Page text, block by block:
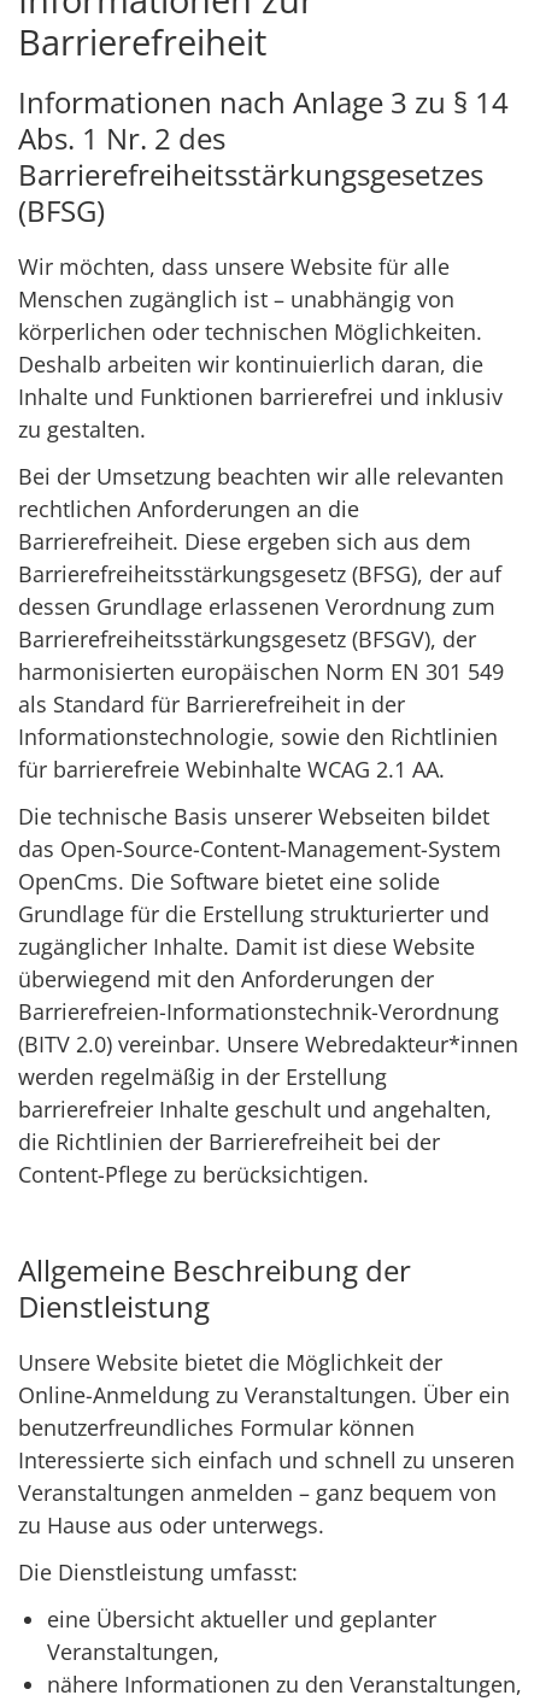
Barrierefreiheit
Informationen nach Anlage 3 zu § 14
Abs. 1 Nr. 2 des
Barrierefreiheitsstärkungsgesetzes
(BFSG)
Wir möchten, dass unsere Website für alle
Menschen zugänglich ist – unabhängig von
körperlichen oder technischen Möglichkeiten.
Deshalb arbeiten wir kontinuierlich daran, die
Inhalte und Funktionen barrierefrei und inklusiv
zu gestalten.
Bei der Umsetzung beachten wir alle relevanten
rechtlichen Anforderungen an die
Barrierefreiheit. Diese ergeben sich aus dem
Barrierefreiheitsstärkungsgesetz (BFSG), der auf
dessen Grundlage erlassenen Verordnung zum
Barrierefreiheitsstärkungsgesetz (BFSGV), der
harmonisierten europäischen Norm EN 301 549
als Standard für Barrierefreiheit in der
Informationstechnologie, sowie den Richtlinien
für barrierefreie Webinhalte WCAG 2.1 AA.
Die technische Basis unserer Webseiten bildet
das Open-Source-Content-Management-System
OpenCms. Die Software bietet eine solide
Grundlage für die Erstellung strukturierter und
zugänglicher Inhalte. Damit ist diese Website
überwiegend mit den Anforderungen der
Barrierefreien-Informationstechnik-Verordnung
(BITV 2.0) vereinbar. Unsere Webredakteur*innen
werden regelmäßig in der Erstellung
barrierefreier Inhalte geschult und angehalten,
die Richtlinien der Barrierefreiheit bei der
Content-Pflege zu berücksichtigen.
Allgemeine Beschreibung der
Dienstleistung
Unsere Website bietet die Möglichkeit der
Online-Anmeldung zu Veranstaltungen. Über ein
benutzerfreundliches Formular können
Interessierte sich einfach und schnell zu unseren
Veranstaltungen anmelden – ganz bequem von
zu Hause aus oder unterwegs.
Die Dienstleistung umfasst:
eine Übersicht aktueller und geplanter
Veranstaltungen,
nähere Informationen zu den Veranstaltungen,